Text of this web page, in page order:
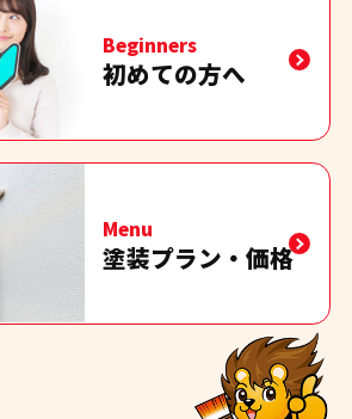
Beginners
初めての方へ
Menu
塗装プラン・価格